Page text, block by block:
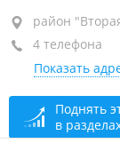
район
150В
ТК "Заря", 2-й
+7 950 295-55-
закрыто,
район
4 телефона
Показать
Поднять
в